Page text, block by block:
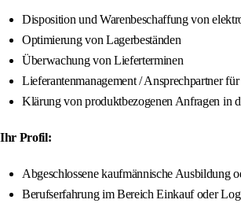
Disposition und Warenbeschaffung von
Optimierung von Lagerbeständen
Überwachung von Lieferterminen
Lieferantenmanagement / Ansprechpartner
Klärung von produktbezogenen Anfragen in
Ihr Profil:
Abgeschlossene kaufmännische Ausbildung
Berufserfahrung im Bereich Einkauf oder